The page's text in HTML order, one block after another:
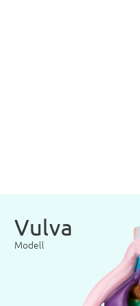
Vulva
Modell